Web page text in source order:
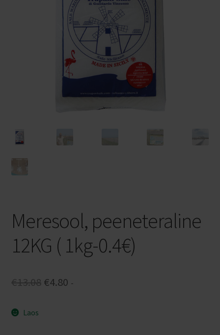
Privaatsuspoliitika
Bosio Family Estates
FFP2 NR maski kasutusjuhend
Meresool, peeneteraline
12KG ( 1kg-0.4€)
€13.08 Algne
€4.80Praegune
-
Laos